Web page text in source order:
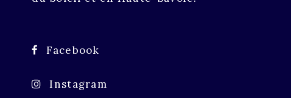
Facebook
Instagram